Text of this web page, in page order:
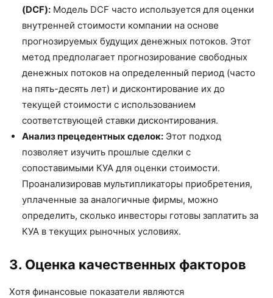
(DCF): Модель DCF часто используется для оценки
внутренней стоимости компании на основе
прогнозируемых будущих денежных потоков. Этот
метод предполагает прогнозирование свободных
денежных потоков на определенный период (часто
на пять-десять лет) и дисконтирование их до
текущей стоимости с использованием
соответствующей ставки дисконтирования.
Анализ прецедентных сделок: Этот подход
позволяет изучить прошлые сделки с
сопоставимыми КУА для оценки стоимости.
Проанализировав мультипликаторы приобретения,
уплаченные за аналогичные фирмы, можно
определить, сколько инвесторы готовы заплатить за
КУА в текущих рыночных условиях.
3. Оценка качественных факторов
Хотя финансовые показатели являются